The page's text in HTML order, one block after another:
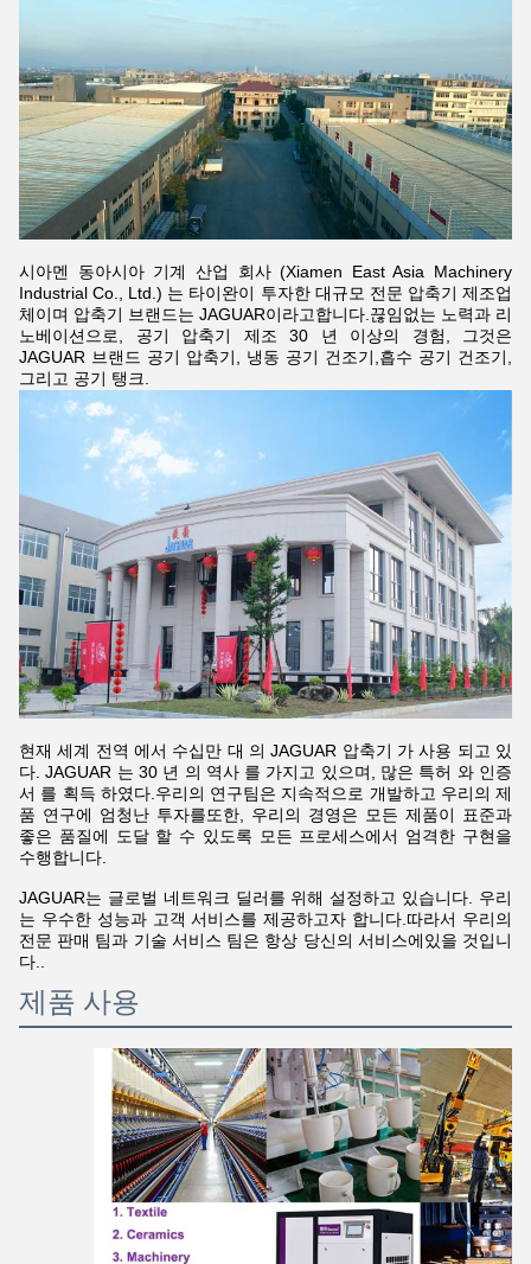
시아멘 동아시아 기계 산업 회사 (Xiamen East Asia Machinery
Industrial Co., Ltd.) 는 타이완이 투자한 대규모 전문 압축기 제조업
체이며 압축기 브랜드는 JAGUAR이라고합니다.끊임없는 노력과 리
노베이션으로, 공기 압축기 제조 30 년 이상의 경험, 그것은
JAGUAR 브랜드 공기 압축기, 냉동 공기 건조기,흡수 공기 건조기,
그리고 공기 탱크.
현재 세계 전역 에서 수십만 대 의 JAGUAR 압축기 가 사용 되고 있
다. JAGUAR 는 30 년 의 역사 를 가지고 있으며, 많은 특허 와 인증
서 를 획득 하였다.우리의 연구팀은 지속적으로 개발하고 우리의 제
품 연구에 엄청난 투자를또한, 우리의 경영은 모든 제품이 표준과
좋은 품질에 도달 할 수 있도록 모든 프로세스에서 엄격한 구현을
수행합니다.
JAGUAR는 글로벌 네트워크 딜러를 위해 설정하고 있습니다. 우리
는 우수한 성능과 고객 서비스를 제공하고자 합니다.따라서 우리의
전문 판매 팀과 기술 서비스 팀은 항상 당신의 서비스에있을 것입니
다..
제품 사용